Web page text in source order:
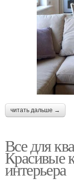
читать дальше →
Все для
Красивые
интерьера